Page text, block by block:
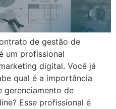
de gestão de
um profissional
digital. Você já
qual é a importância
gerenciamento de
Esse profissional é